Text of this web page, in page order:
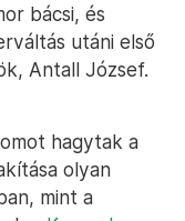
bácsi, és
utáni első
Antall József.
hagytak a
olyan
mint a